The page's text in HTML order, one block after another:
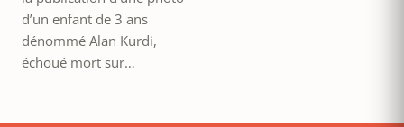
d’un enfant de 3 ans
dénommé Alan Kurdi,
échoué mort sur…